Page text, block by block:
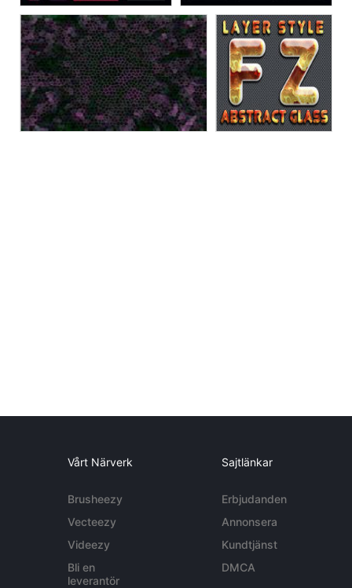
Vårt Närverk
Brusheezy
Vecteezy
Videezy
Bli en
leverantör
Sajtlänkar
Erbjudanden
Annonsera
Kundtjänst
DMCA